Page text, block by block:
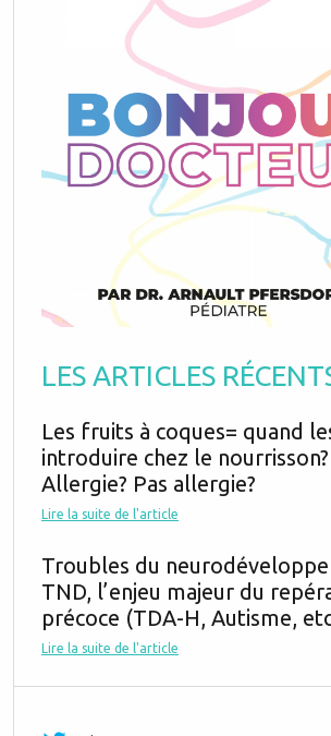
Prématurés
Protection enfance
Psycho social
psychologie
Vision
Voyages
Le reflux gastro oesophagien (RGO) du
Régurgitations du nourrisson (ne pas confondre
LES ARTICLES
Les fruits à coques= quand
introduire chez le nourrisson?
Allergie? Pas allergie?
Lire la suite de l'article
Troubles du
TND, l’enjeu majeur du
précoce (TDA-H, Autisme,
Lire la suite de l'article